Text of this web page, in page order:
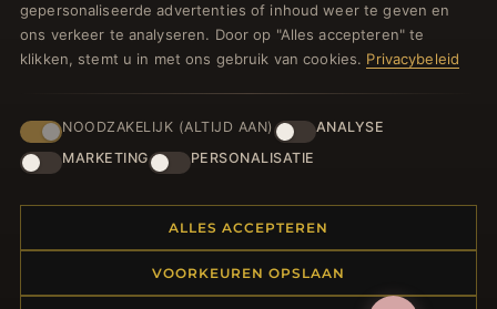
gepersonaliseerde advertenties of inhoud weer te geven en
ons verkeer te analyseren. Door op "Alles accepteren" te
klikken, stemt u in met ons gebruik van cookies. Privacybeleid
NOODZAKELIJK (ALTIJD AAN)
ANALYSE
MARKETING
PERSONALISATIE
ALLES ACCEPTEREN
VOORKEUREN OPSLAAN
Nieuwe producten
Specials
Blog
Beoordelingen
Inloggen
BETAALMETHODEN
© 2012–2026Bedelsoutlet.nl . Alle rechten
voorbehouden.